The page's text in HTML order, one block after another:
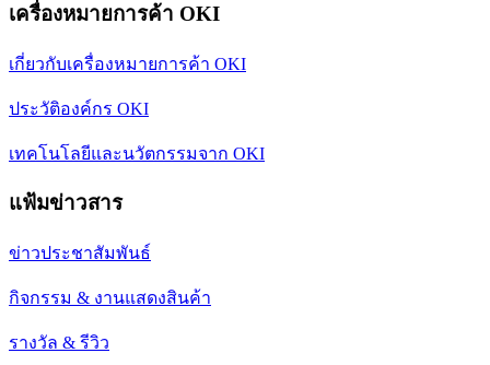
เครื่องหมายการค้า OKI
เกี่ยวกับเครื่องหมายการค้า OKI
ประวัติองค์กร OKI
เทคโนโลยีและนวัตกรรมจาก OKI
แฟ้มข่าวสาร
ข่าวประชาสัมพันธ์
กิจกรรม & งานแสดงสินค้า
รางวัล & รีวิว